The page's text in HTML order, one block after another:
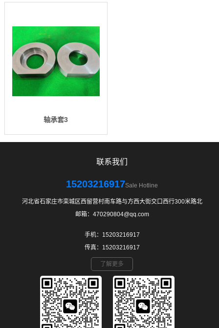
轴承套3
联系我们
15203216917Sale Hotline
河北省石家庄市栾城区西留营村南车路与方西大街交口西行300米路北
邮箱：470290804@qq.com
手机：15203216917
传真：15203216917
了解更多